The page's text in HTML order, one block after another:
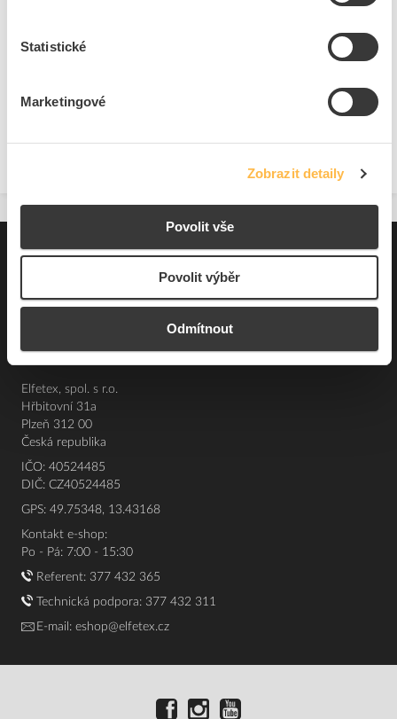
Statistické
Marketingové
Zobrazit detaily
Povolit vše
Povolit výběr
Odmítnout
Pro zákazníky
Elfetex, spol. s r.o.
Hřbitovní 31a
Plzeň 312 00
Česká republika
IČO: 40524485
DIČ: CZ40524485
GPS: 49.75348, 13.43168
Kontakt e-shop:
Po - Pá: 7:00 - 15:30
Referent: 377 432 365
Technická podpora: 377 432 311
E-mail: eshop@elfetex.cz